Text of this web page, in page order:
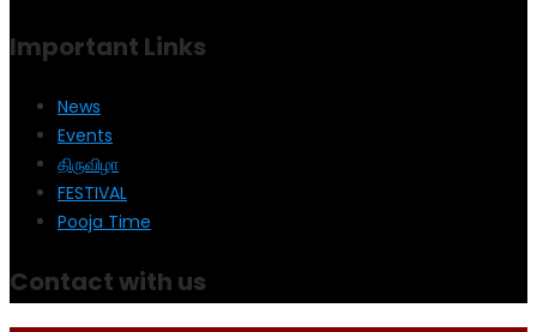
Important Links
News
Events
திருவிழா
FESTIVAL
Pooja Time
Contact with us